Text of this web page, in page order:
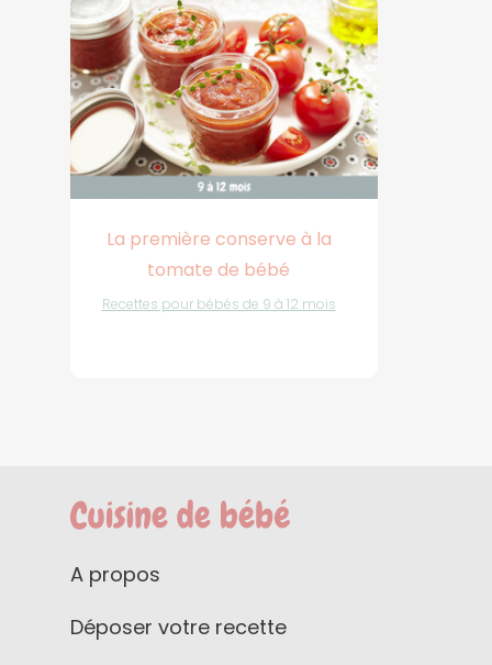
La première conserve à la
tomate de bébé
Recettes pour bébés de 9 à 12 mois
A propos
Déposer votre recette